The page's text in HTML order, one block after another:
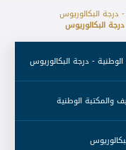
درجة البكالوريوس
البكالوريوس